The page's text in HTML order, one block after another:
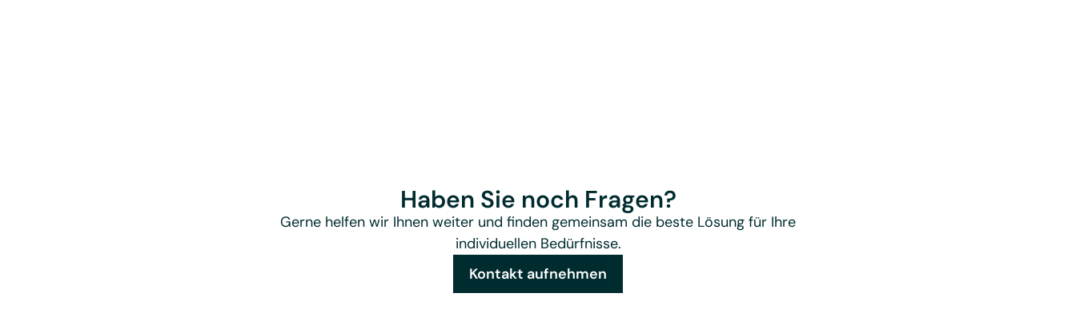
Haben Sie noch Fragen?
Gerne helfen wir Ihnen weiter und finden gemeinsam die beste Lösung für Ihre
individuellen Bedürfnisse.
Kontakt aufnehmen